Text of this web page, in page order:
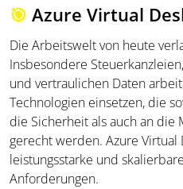
🎯 Azure Virtual
Die Arbeitswelt von heute
Insbesondere
und vertraulichen Daten
Technologien einsetzen, die
die Sicherheit als auch an
gerecht werden. Azure
leistungsstarke und
Anforderungen.